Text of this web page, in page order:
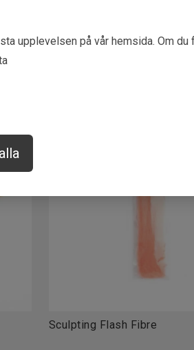
upplevelsen på vår hemsida. Om du
EAN
Sculpting Flash Fibre